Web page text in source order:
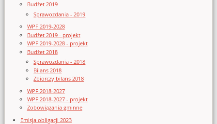
Budżet 2019
Sprawozdania - 2019
WPF 2019-2028
Budżet 2019 - projekt
WPF 2019-2028 - projekt
Budżet 2018
Sprawozdania - 2018
Bilans 2018
Zbiorczy bilans 2018
WPF 2018-2027
WPF 2018-2027 - projekt
Zobowiązania gminne
Emisja obligacji 2023